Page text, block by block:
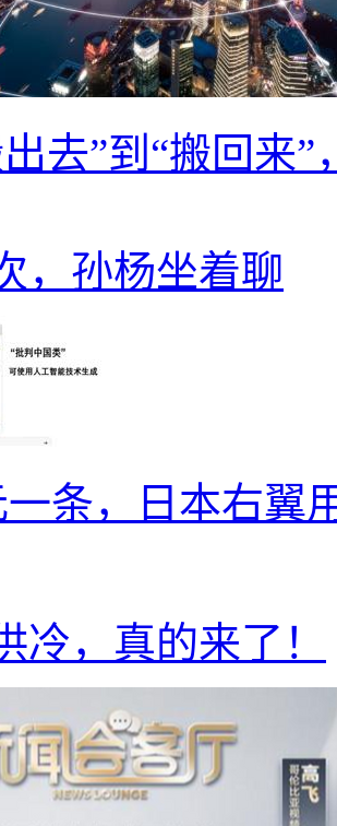
去”到“搬回来
，孙杨坐着聊
一条，日本右翼
冷，真的来了！